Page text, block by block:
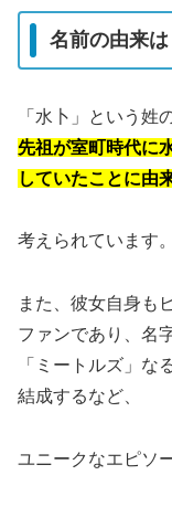
名前の由来は
「水卜」という姓
先祖が室町時代に
していたことに由
考えられています。
また、彼女自身も
ファンであり、名
「ミートルズ」な
結成するなど、
ユニークなエピソ